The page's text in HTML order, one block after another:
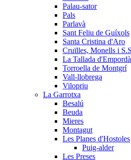
Palau-sator
Pals
Parlavà
Sant Feliu de Guíxols
Santa Cristina d'Aro
Cruïlles, Monells i
La Tallada d'Empordà
Torroella de Montgrí
Vall-llobrega
Vilopriu
La Garrotxa
Besalú
Beuda
Mieres
Montagut
Les Planes d'Hostoles
Puig-alder
Les Preses